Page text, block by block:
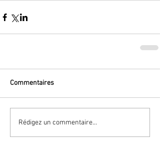
Commentaires
Rédigez un commentaire...